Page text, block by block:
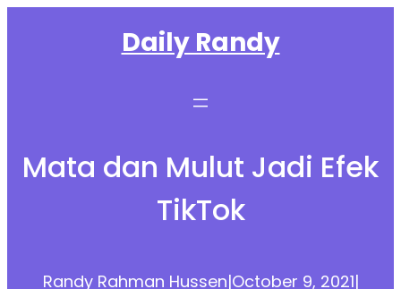
Daily Randy
Mata dan Mulut Jadi Efek
TikTok
Randy Rahman Hussen|October 9, 2021|